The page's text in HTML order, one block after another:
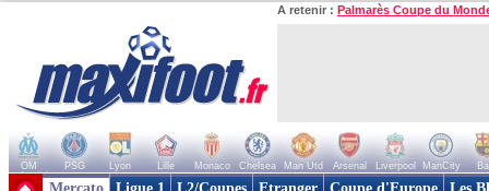
A retenir : Palmarès Coupe du
OM PSG Lyon Lille Monaco Chelsea Man Utd Arsenal Liverpool ManCity
+ de clubs